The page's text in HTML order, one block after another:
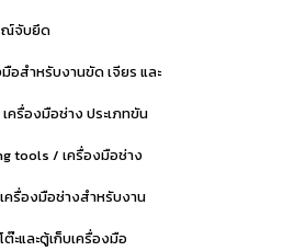
ณ์จับยึด
อสำหรับงานขัด เจียร และ
รื่องมือช่าง ประเภทขัน
tools / เครื่องมือช่าง
รื่องมือช่างสำหรับงาน
และตู้เก็บเครื่องมือ